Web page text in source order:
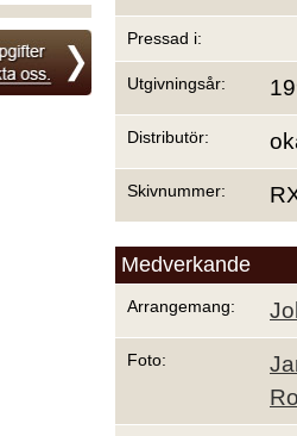
Pressad i:
Utgivningsår:
Distributör:
Skivnummer:
Medverkande
Arrangemang:
Foto: